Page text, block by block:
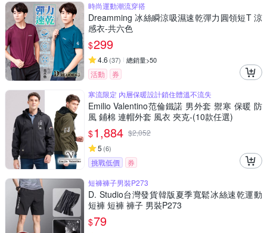
時尚運動潮流穿搭
Dreamming 冰絲瞬涼吸濕速乾彈力圓領短T 涼
感衣-共六色
$299
4.6 (37) 總銷量>50
活動
券
寒流限定 內層保暖設計鎖住體溫不流失
Emilio Valentino范倫鐵諾 男外套 禦寒 保暖 防
風 鋪棉 連帽外套 風衣 夾克-(10款任選)
$1,884 $2,052
5 (6)
挑戰低價
券
短褲褲子男裝P273
D. Studio台灣發貨韓版夏季寬鬆冰絲速乾運動
短褲 短褲 褲子 男裝P273
$79